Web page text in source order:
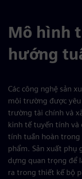
Mô hình
hướng
Các công nghệ sản
môi trường được
trường tài chính và
kinh tế tuyến tính và
tính tuần hoàn trong
phẩm. Sản xuất phụ
dựng quan trọng để
ra trong thiết kế bộ